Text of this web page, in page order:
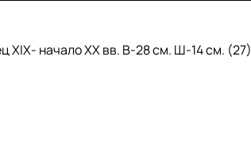
XIX- начало XX вв. В-28 см. Ш-14 см. (27)